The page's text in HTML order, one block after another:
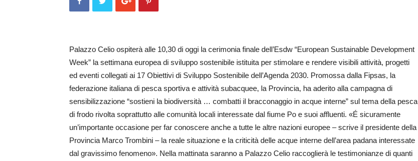
Palazzo Celio ospiterà alle 10,30 di oggi la cerimonia finale dell’Esdw “European Sustainable Development
Week” la settimana europea di sviluppo sostenibile istituita per stimolare e rendere visibili attività, progetti
ed eventi collegati ai 17 Obiettivi di Sviluppo Sostenibile dell’Agenda 2030. Promossa dalla Fipsas, la
federazione italiana di pesca sportiva e attività subacquee, la Provincia, ha aderito alla campagna di
sensibilizzazione “sostieni la biodiversità … combatti il bracconaggio in acque interne” sul tema della pesca
di frodo rivolta soprattutto alle comunità locali interessate dal fiume Po e suoi affluenti. «É sicuramente
un’importante occasione per far conoscere anche a tutte le altre nazioni europee – scrive il presidente della
Provincia Marco Trombini – la reale situazione e la criticità delle acque interne dell’area padana interessate
dal gravissimo fenomeno». Nella mattinata saranno a Palazzo Celio raccoglierà le testimonianze di quanti